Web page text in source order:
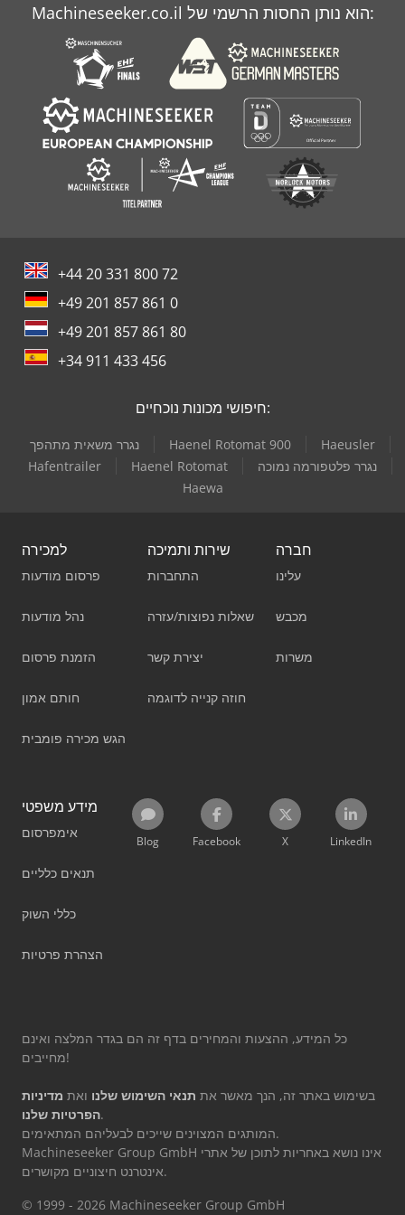
Weidemann 1250
Weidemann 1250 Cx 35
Machineseeker.co.il הוא נותן החסות הרשמי של:
+44 20 331 800 72
+49 201 857 861 0
+49 201 857 861 80
+34 911 433 456
חיפושי מכונות נוכחיים:
נגרר משאית מתהפך Haenel Rotomat 900
Haeusler
Hafentrailer
Haenel Rotomat
נגרר פלטפורמה נמוכה
Haewa
למכירה
פרסום מודעות
נהל מודעות
הזמנת פרסום
חותם אמון
הגש מכירה פומבית
שירות ותמיכה
התחברות
שאלות נפוצות/עזרה
יצירת קשר
חוזה קנייה לדוגמה
חברה
עלינו
מכבש
משרות
מידע משפטי
אימפרסום
תנאים כלליים
כללי השוק
הצהרת פרטיות
Blog Facebook X LinkedIn
כל המידע, ההצעות והמחירים בדף זה הם בגדר המלצה ואינם
מחייבים!
בשימוש באתר זה, הנך מאשר את תנאי השימוש שלנו ואת מדיניות
הפרטיות שלנו.
המותגים המצוינים שייכים לבעליהם המתאימים.
Machineseeker Group GmbH אינו נושא באחריות לתוכן של אתרי
אינטרנט חיצוניים מקושרים.
© 1999 - 2026 Machineseeker Group GmbH